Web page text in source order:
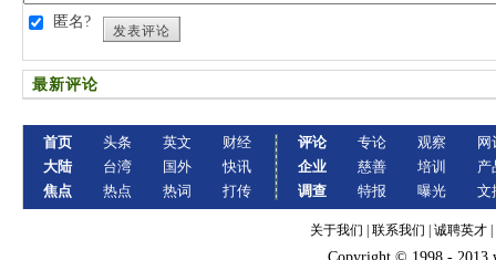
匿名?
发表评论
最新评论
首页
大陆
焦点
头条
台湾
热点
英文
国外
热词
财经
快讯
打传
评论
企业
调查
专论
慈善
特报
观察
培训
曝光
网
产
文
关于我们 联系我们 诚聘英才